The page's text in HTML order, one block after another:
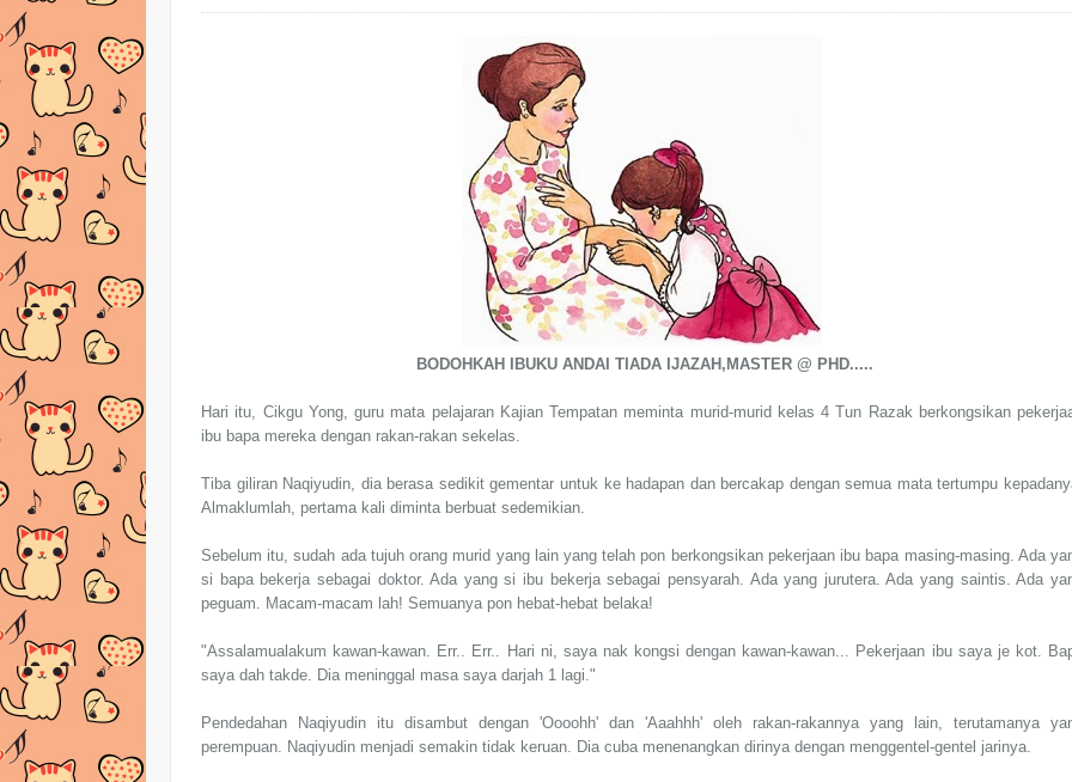
BODOHKAH IBUKU ANDAI TIADA IJAZAH,MASTER @ PHD.....
Hari itu, Cikgu Yong, guru mata pelajaran Kajian Tempatan meminta murid-murid kelas 4 Tun Razak berkongsikan
ibu bapa mereka dengan rakan-rakan sekelas.
Tiba giliran Naqiyudin, dia berasa sedikit gementar untuk ke hadapan dan bercakap dengan semua mata tertumpu
Almaklumlah, pertama kali diminta berbuat sedemikian.
Sebelum itu, sudah ada tujuh orang murid yang lain yang telah pon berkongsikan pekerjaan ibu bapa masing-masing. Ada
si bapa bekerja sebagai doktor. Ada yang si ibu bekerja sebagai pensyarah. Ada yang jurutera. Ada yang saintis. Ada
peguam. Macam-macam lah! Semuanya pon hebat-hebat belaka!
"Assalamualakum kawan-kawan. Err.. Err.. Hari ni, saya nak kongsi dengan kawan-kawan... Pekerjaan ibu saya je kot.
saya dah takde. Dia meninggal masa saya darjah 1 lagi."
Pendedahan Naqiyudin itu disambut dengan 'Oooohh' dan 'Aaahhh' oleh rakan-rakannya yang lain, terutamanya
perempuan. Naqiyudin menjadi semakin tidak keruan. Dia cuba menenangkan dirinya dengan menggentel-gentel jarinya.